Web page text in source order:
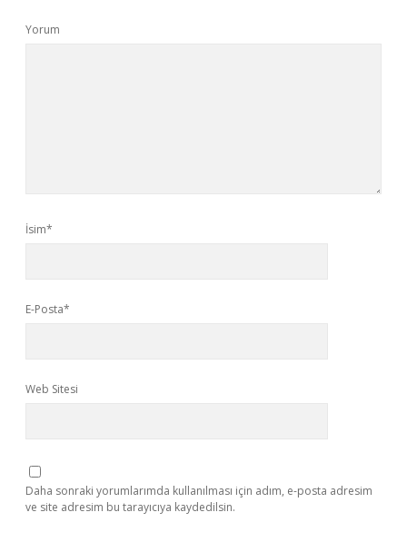
Yorum
İsim*
E-Posta*
Web Sitesi
Daha sonraki yorumlarımda kullanılması için adım, e-posta adresim
ve site adresim bu tarayıcıya kaydedilsin.